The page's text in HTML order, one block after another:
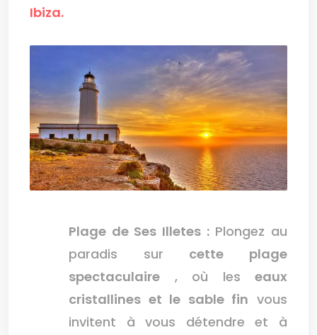
Ibiza.
Plage de Ses Illetes :Plongez au
paradis sur cette plage
spectaculaire , où les eaux
cristallines et le sable fin vous
invitent à vous détendre et à